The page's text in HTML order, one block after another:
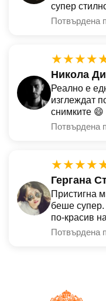
супер
Потвърдена
Никола
Реално е
изглеждат
снимките 😄
Потвърдена
Гергана
Пристигна
беше
по-красив
Потвърдена